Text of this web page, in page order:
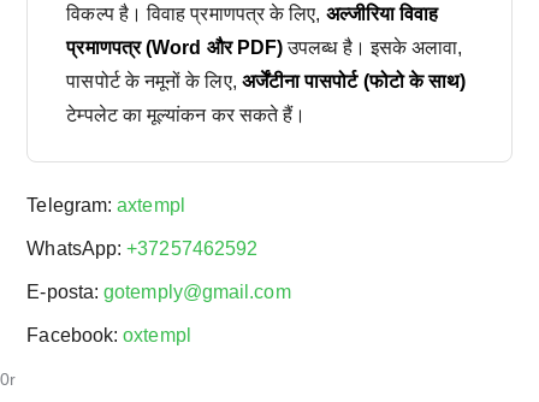
विकल्प है। विवाह प्रमाणपत्र के लिए, अल्जीरिया विवाह
प्रमाणपत्र (Word और PDF)उपलब्ध है। इसके अलावा,
पासपोर्ट के नमूनों के लिए, अर्जेंटीना पासपोर्ट (फोटो के साथ)
टेम्पलेट का मूल्यांकन कर सकते हैं।
Telegram:axtempl
WhatsApp:+37257462592
E-posta:gotemply@gmail.com
Facebook:oxtempl
0r